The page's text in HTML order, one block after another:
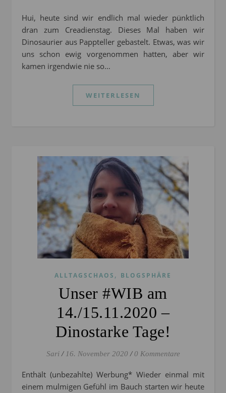
Hui, heute sind wir endlich mal wieder pünktlich
dran zum Creadienstag. Dieses Mal haben wir
Dinosaurier aus Pappteller gebastelt. Etwas, was wir
uns schon ewig vorgenommen hatten, aber wir
kamen irgendwie nie so…
WEITERLESEN
ALLTAGSCHAOS , BLOGSPHÄRE
Unser #WIB am
14./15.11.2020 –
Dinostarke Tage!
Sari / 16. November 2020 / 0 Kommentare
Enthält (unbezahlte) Werbung* Wieder einmal mit
einem mulmigen Gefühl im Bauch starten wir heute